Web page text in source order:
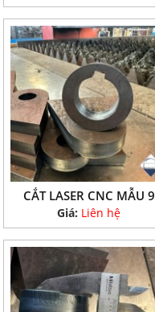
CẮT LASER CNC MẪU 9
Giá: Liên hệ